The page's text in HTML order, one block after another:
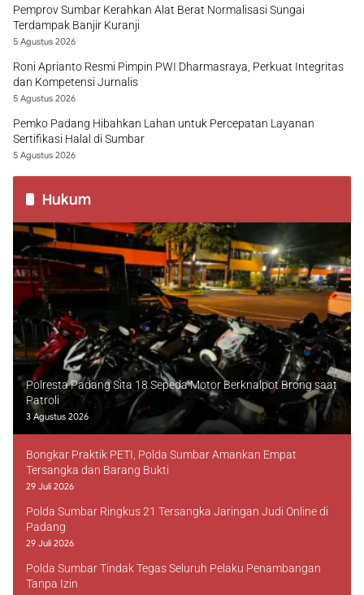
Pemprov Sumbar Kerahkan Alat Berat Normalisasi Sungai
Terdampak Banjir Kuranji
5 Agustus 2026
Roni Aprianto Resmi Pimpin PWI Dharmasraya, Perkuat Integritas
dan Kompetensi Jurnalis
5 Agustus 2026
Pemko Padang Hibahkan Lahan untuk Percepatan Layanan
Sertifikasi Halal di Sumbar
5 Agustus 2026
Hukum
Polresta Padang Sita 18 Sepeda Motor Berknalpot Brong saat
Patroli
3 Agustus 2026
Bongkar Praktik PETI, Polda Sumbar Amankan Empat
Tersangka dan Barang Bukti
29 Juli 2026
Polda Sumbar Ringkus 21 Tersangka Jaringan Judi Online di
Padang
29 Juli 2026
Polda Sumbar Tindak Tegas Seluruh Pelaku Penambangan
Tanpa Izin